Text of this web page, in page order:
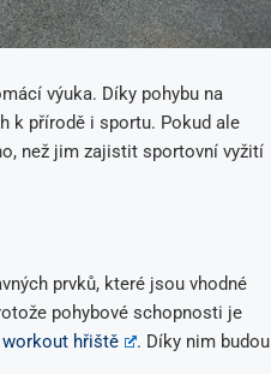
výuka. Díky pohybu na
k přírodě i sportu. Pokud ale
než jim zajistit sportovní vyžití
prvků, které jsou vhodné
pohybové schopnosti je
workout hřiště
. Díky nim budou